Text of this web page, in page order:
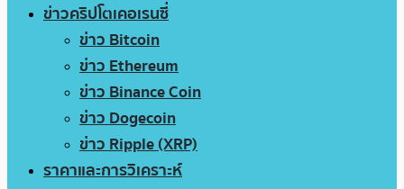
ข่าวคริปโตเคอเรนซี่
ข่าว Bitcoin
ข่าว Ethereum
ข่าว Binance Coin
ข่าว Dogecoin
ข่าว Ripple (XRP)
ราคาและการวิเคราะห์